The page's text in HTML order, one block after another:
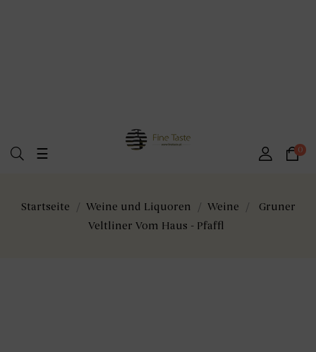
Umschalten
☰ 0
Startseite Weine und Liquoren Weine
Gruner
Veltliner Vom Haus - Pfaffl